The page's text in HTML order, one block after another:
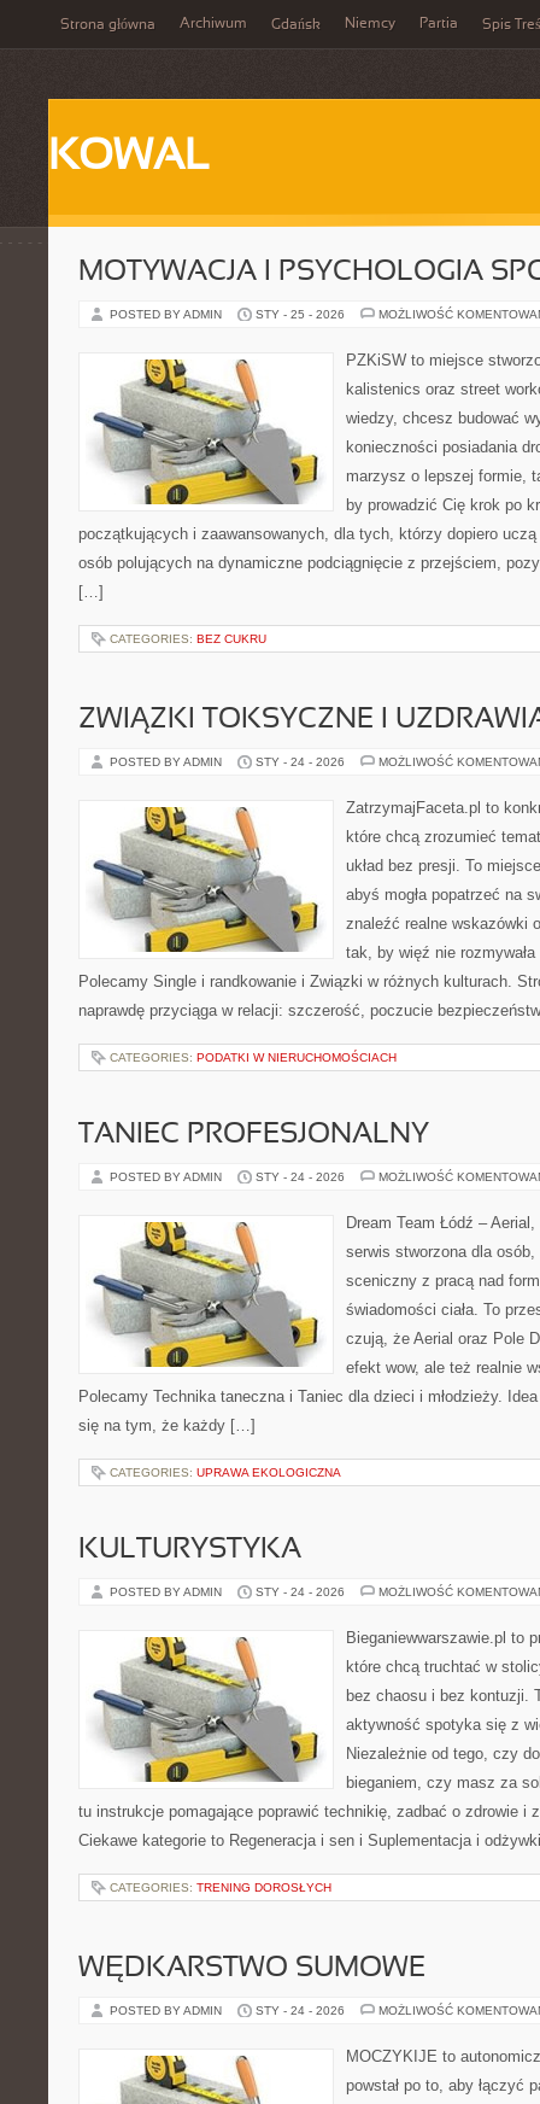
Strona główna Archiwum Gdańsk Niemcy Partia Spis
KOWAL
MOTYWACJA I PSYCHOLOGIA
POSTED BY ADMIN STY - 25 - 2026 MOŻLIWOŚĆ
PZKiSW to miejsce
kalistenics oraz street
wiedzy, chcesz budować
konieczności posiadania
marzysz o lepszej formie,
by prowadzić Cię krok po
początkujących i zaawansowanych, dla tych, którzy dopiero
osób polujących na dynamiczne podciągnięcie z przejściem,
[…]
CATEGORIES: BEZ CUKRU
ZWIĄZKI TOKSYCZNE I
POSTED BY ADMIN STY - 24 - 2026 MOŻLIWOŚĆ
ZatrzymajFaceta.pl to
które chcą zrozumieć
układ bez presji. To
abyś mogła popatrzeć na
znaleźć realne wskazówki
tak, by więź nie
Polecamy Single i randkowanie i Związki w różnych kulturach.
naprawdę przyciąga w relacji: szczerość, poczucie
CATEGORIES: PODATKI W NIERUCHOMOŚCIACH
TANIEC PROFESJONALNY
POSTED BY ADMIN STY - 24 - 2026 MOŻLIWOŚĆ
Dream Team Łódź –
serwis stworzona dla
sceniczny z pracą nad
świadomości ciała. To
czują, że Aerial oraz Pole
efekt wow, ale też realnie
Polecamy Technika taneczna i Taniec dla dzieci i młodzieży.
się na tym, że każdy […]
CATEGORIES: UPRAWA EKOLOGICZNA
KULTURYSTYKA
POSTED BY ADMIN STY - 24 - 2026 MOŻLIWOŚĆ
Bieganiewwarszawie.pl to
które chcą truchtać w
bez chaosu i bez kontuzji.
aktywność spotyka się z
Niezależnie od tego, czy
bieganiem, czy masz za
tu instrukcje pomagające poprawić technikię, zadbać o zdrowie i
Ciekawe kategorie to Regeneracja i sen i Suplementacja i
CATEGORIES: TRENING DOROSŁYCH
WĘDKARSTWO SUMOWE
POSTED BY ADMIN STY - 24 - 2026 MOŻLIWOŚĆ
MOCZYKIJE to
powstał po to, aby łączyć